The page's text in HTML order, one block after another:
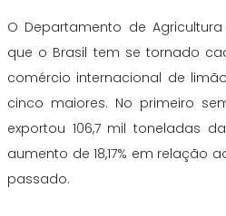
O Departamento de Agricultura
que o Brasil tem se tornado
comércio internacional de
cinco maiores. No primeiro
exportou 106,7 mil toneladas
aumento de 18,17% em relação
passado.